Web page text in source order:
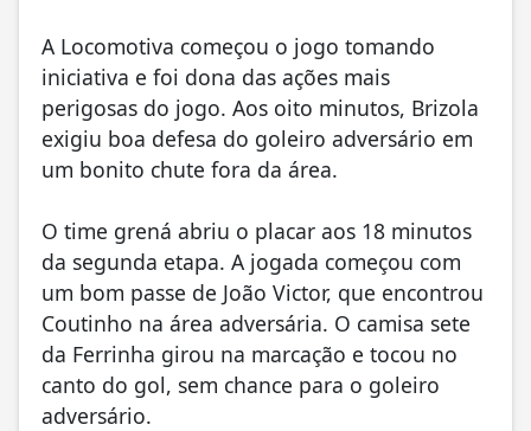
A Locomotiva começou o jogo tomando
iniciativa e foi dona das ações mais
perigosas do jogo. Aos oito minutos, Brizola
exigiu boa defesa do goleiro adversário em
um bonito chute fora da área.
O time grená abriu o placar aos 18 minutos
da segunda etapa. A jogada começou com
um bom passe de João Victor, que encontrou
Coutinho na área adversária. O camisa sete
da Ferrinha girou na marcação e tocou no
canto do gol, sem chance para o goleiro
adversário.